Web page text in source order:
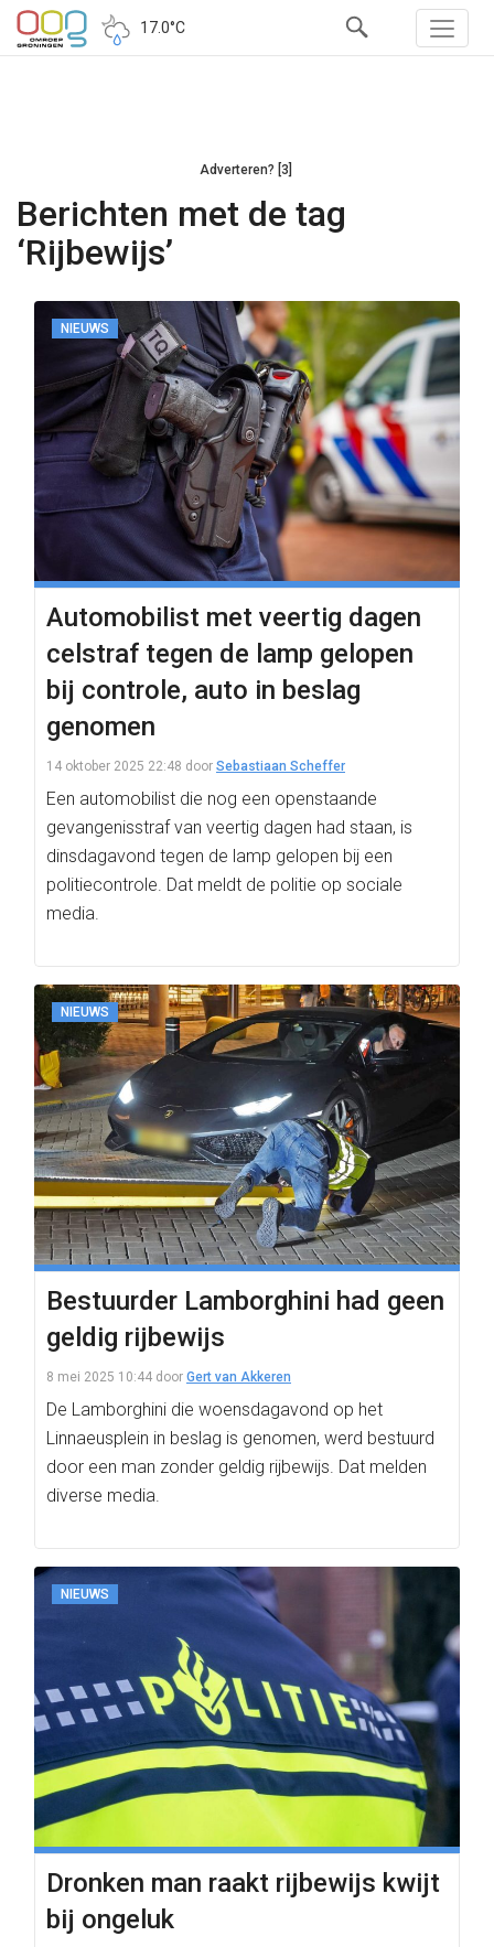
17.0°C
Adverteren? [3]
Berichten met de tag
‘Rijbewijs’
NIEUWS
Automobilist met veertig dagen
celstraf tegen de lamp gelopen
bij controle, auto in beslag
genomen
14 oktober 2025 22:48 door Sebastiaan Scheffer
Een automobilist die nog een openstaande
gevangenisstraf van veertig dagen had staan, is
dinsdagavond tegen de lamp gelopen bij een
politiecontrole. Dat meldt de politie op sociale
media.
NIEUWS
Bestuurder Lamborghini had geen
geldig rijbewijs
8 mei 2025 10:44 door Gert van Akkeren
De Lamborghini die woensdagavond op het
Linnaeusplein in beslag is genomen, werd bestuurd
door een man zonder geldig rijbewijs. Dat melden
diverse media.
NIEUWS
Dronken man raakt rijbewijs kwijt
bij ongeluk